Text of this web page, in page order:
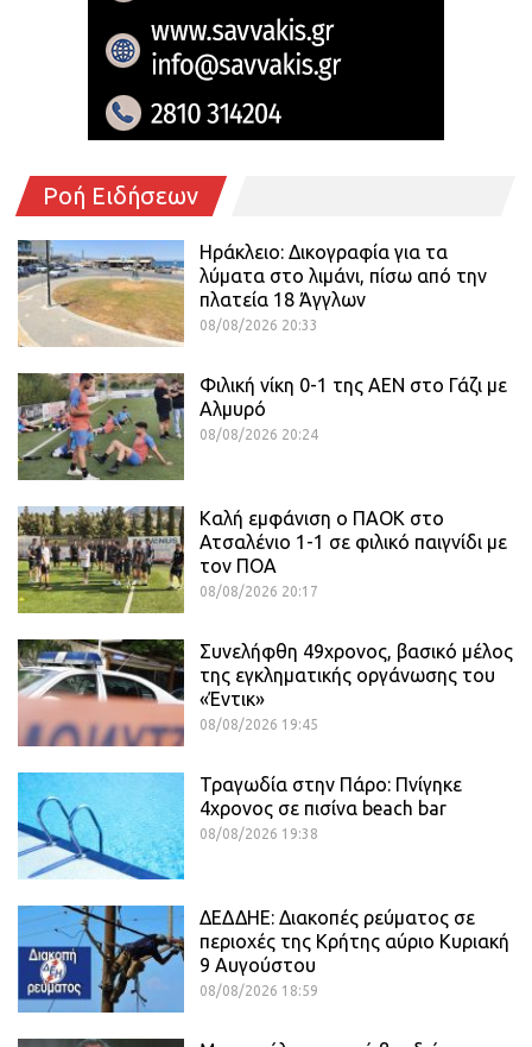
Ροή Ειδήσεων
Ηράκλειο: Δικογραφία για τα
λύματα στο λιμάνι, πίσω από την
πλατεία 18 Άγγλων
08/08/2026 20:33
Φιλική νίκη 0-1 της ΑΕΝ στο Γάζι με
Αλμυρό
08/08/2026 20:24
Καλή εμφάνιση ο ΠΑΟΚ στο
Ατσαλένιο 1-1 σε φιλικό παιγνίδι με
τον ΠΟΑ
08/08/2026 20:17
Συνελήφθη 49χρονος, βασικό μέλος
της εγκληματικής οργάνωσης του
«Έντικ»
08/08/2026 19:45
Τραγωδία στην Πάρο: Πνίγηκε
4χρονος σε πισίνα beach bar
08/08/2026 19:38
ΔΕΔΔΗΕ: Διακοπές ρεύματος σε
περιοχές της Κρήτης αύριο Κυριακή
9 Αυγούστου
08/08/2026 18:59